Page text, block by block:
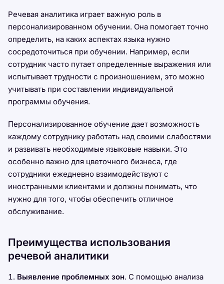
Речевая аналитика играет важную роль в
персонализированном обучении. Она помогает точно
определить, на каких аспектах языка нужно
сосредоточиться при обучении. Например, если
сотрудник часто путает определенные выражения или
испытывает трудности с произношением, это можно
учитывать при составлении индивидуальной
программы обучения.
Персонализированное обучение дает возможность
каждому сотруднику работать над своими слабостями
и развивать необходимые языковые навыки. Это
особенно важно для цветочного бизнеса, где
сотрудники ежедневно взаимодействуют с
иностранными клиентами и должны понимать, что
нужно для того, чтобы обеспечить отличное
обслуживание.
Преимущества использования
речевой аналитики
Выявление проблемных зон. С помощью анализа